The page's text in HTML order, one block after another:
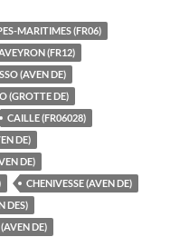
MARITIMES (FR06)
(FR12)
(AVEN DE)
(GROTTE DE)
CAILLE (FR06028)
DE)
DE)
CHENIVESSE (AVEN DE)
DES)
DE)